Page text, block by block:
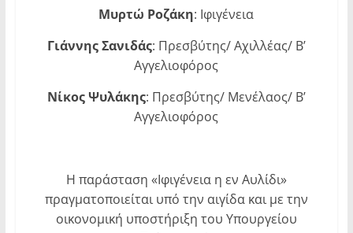
Μυρτώ Ροζάκη: Ιφιγένεια
Γιάννης Σανιδάς: Πρεσβύτης/ Αχιλλέας/ Β’
Αγγελιοφόρος
Νίκος Ψυλάκης: Πρεσβύτης/ Μενέλαος/ Β’
Αγγελιοφόρος
Η παράσταση «Ιφιγένεια η εν Αυλίδι»
πραγματοποιείται υπό την αιγίδα και με την
οικονομική υποστήριξη του Υπουργείου